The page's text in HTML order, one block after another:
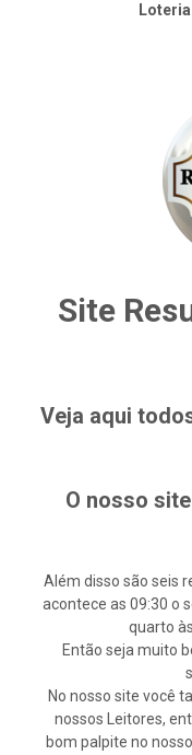
Site
Veja aqui
O nosso
Além disso são seis
acontece as 09:30 o
quarto
Então seja muito
No nosso site você
nossos Leitores,
bom palpite no